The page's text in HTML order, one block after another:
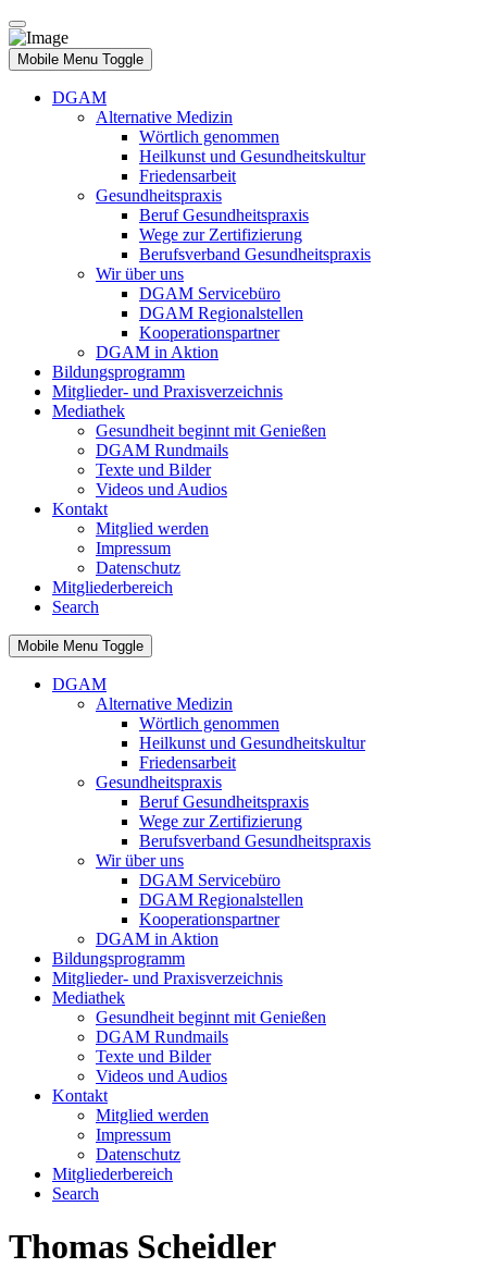
Mobile Menu Toggle
DGAM
Alternative Medizin
Wörtlich genommen
Heilkunst und Gesundheitskultur
Friedensarbeit
Gesundheitspraxis
Beruf Gesundheitspraxis
Wege zur Zertifizierung
Berufsverband Gesundheitspraxis
Wir über uns
DGAM Servicebüro
DGAM Regionalstellen
Kooperationspartner
DGAM in Aktion
Bildungsprogramm
Mitglieder- und Praxisverzeichnis
Mediathek
Gesundheit beginnt mit Genießen
DGAM Rundmails
Texte und Bilder
Videos und Audios
Kontakt
Mitglied werden
Impressum
Datenschutz
Mitgliederbereich
Search
Mobile Menu Toggle
DGAM
Alternative Medizin
Wörtlich genommen
Heilkunst und Gesundheitskultur
Friedensarbeit
Gesundheitspraxis
Beruf Gesundheitspraxis
Wege zur Zertifizierung
Berufsverband Gesundheitspraxis
Wir über uns
DGAM Servicebüro
DGAM Regionalstellen
Kooperationspartner
DGAM in Aktion
Bildungsprogramm
Mitglieder- und Praxisverzeichnis
Mediathek
Gesundheit beginnt mit Genießen
DGAM Rundmails
Texte und Bilder
Videos und Audios
Kontakt
Mitglied werden
Impressum
Datenschutz
Mitgliederbereich
Search
Thomas Scheidler